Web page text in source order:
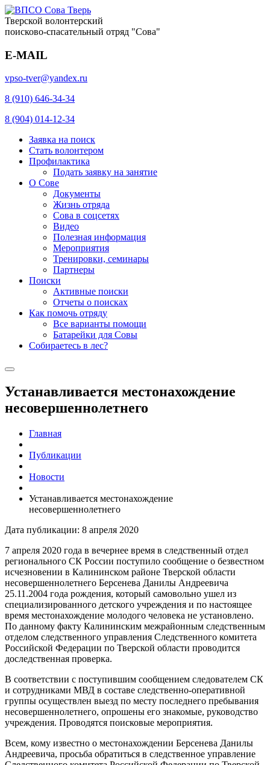
Тверской волонтерский
поисково-спасательный отряд "Сова"
E-MAIL
vpso-tver@yandex.ru
8 (910) 646-34-34
8 (904) 014-12-34
Заявка на поиск
Стать волонтером
Профилактика
Подать заявку на занятие
О Сове
Документы
Жизнь отряда
Сова в соцсетях
Видео
Полезная информация
Мероприятия
Тренировки, семинары
Партнеры
Поиски
Активные поиски
Отчеты о поисках
Как помочь отряду
Все варианты помощи
Батарейки для Совы
Собираетесь в лес?
Устанавливается местонахождение
несовершеннолетнего
Главная
Публикации
Новости
Устанавливается местонахождение
несовершеннолетнего
Дата публикации: 8 апреля 2020
7 апреля 2020 года в вечернее время в следственный отдел
регионального СК России поступило сообщение о безвестном
исчезновении в Калининском районе Тверской области
несовершеннолетнего Берсенева Данилы Андреевича
25.11.2004 года рождения, который самовольно ушел из
специализированного детского учреждения и по настоящее
время местонахождение молодого человека не установлено.
По данному факту Калининским межрайонным следственным
отделом следственного управления Следственного комитета
Российской Федерации по Тверской области проводится
доследственная проверка.
В соответствии с поступившим сообщением следователем СК
и сотрудниками МВД в составе следственно-оперативной
группы осуществлен выезд по месту последнего пребывания
несовершеннолетнего, опрошены его знакомые, руководство
учреждения. Проводятся поисковые мероприятия.
Всем, кому известно о местонахождении Берсенева Данилы
Андреевича, просьба обратиться в следственное управление